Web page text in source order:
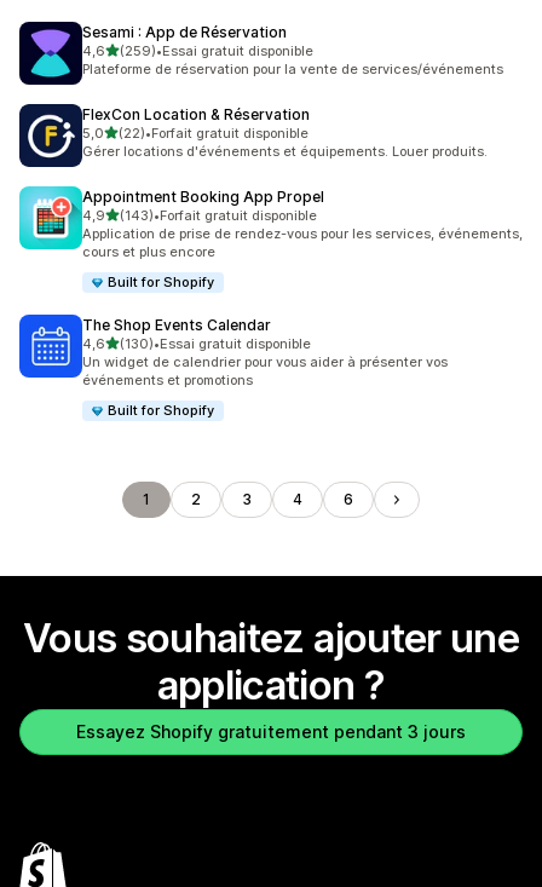
Sesami : App de Réservation
4,6étoile(s) sur 5
(259)
259 avis au total
•Essai gratuit disponible
Plateforme de réservation pour la vente de services/événements
FlexCon Location & Réservation
5,0étoile(s) sur 5
(22)
22 avis au total
•Forfait gratuit disponible
Gérer locations d'événements et équipements. Louer produits.
Appointment Booking App Propel
4,9étoile(s) sur 5
(143)
143 avis au total
•Forfait gratuit disponible
Application de prise de rendez-vous pour les services, événements,
cours et plus encore
Built for Shopify
The Shop Events Calendar
4,6étoile(s) sur 5
(130)
130 avis au total
•Essai gratuit disponible
Un widget de calendrier pour vous aider à présenter vos
événements et promotions
Built for Shopify
1 2 3 4 6
Vous souhaitez ajouter une
application ?
Essayez Shopify gratuitement pendant 3 jours